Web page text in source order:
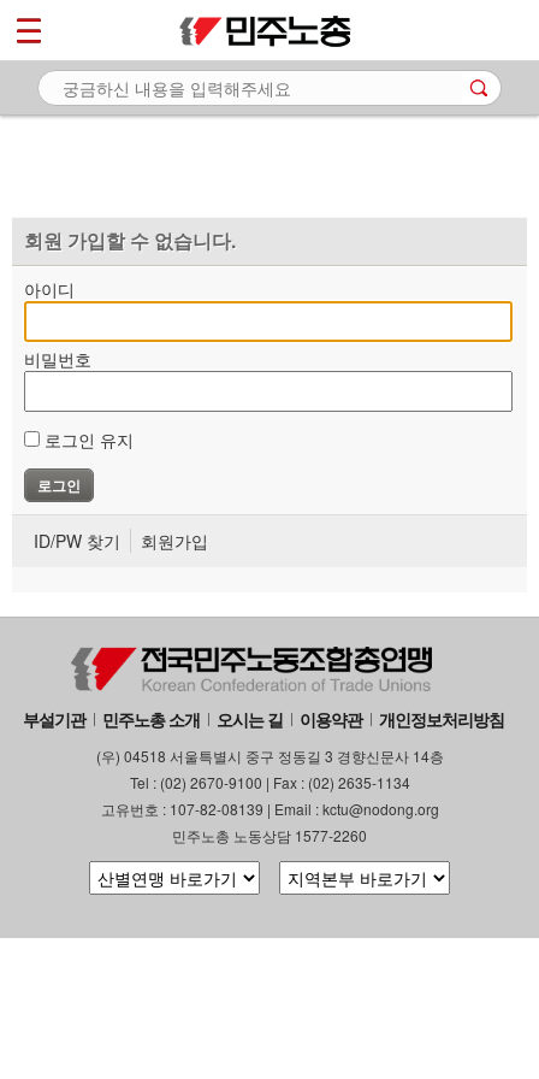
회원 가입할 수 없습니다.
아이디
비밀번호
로그인 유지
ID/PW 찾기 회원가입
부설기관 민주노총 소개 오시는 길 이용약관 개인정보처리방침
(우) 04518 서울특별시 중구 정동길 3 경향신문사 14층
Tel : (02) 2670-9100 | Fax : (02) 2635-1134
고유번호 : 107-82-08139 | Email : kctu@nodong.org
민주노총 노동상담 1577-2260
마이페이지
소개
자료
부설기관